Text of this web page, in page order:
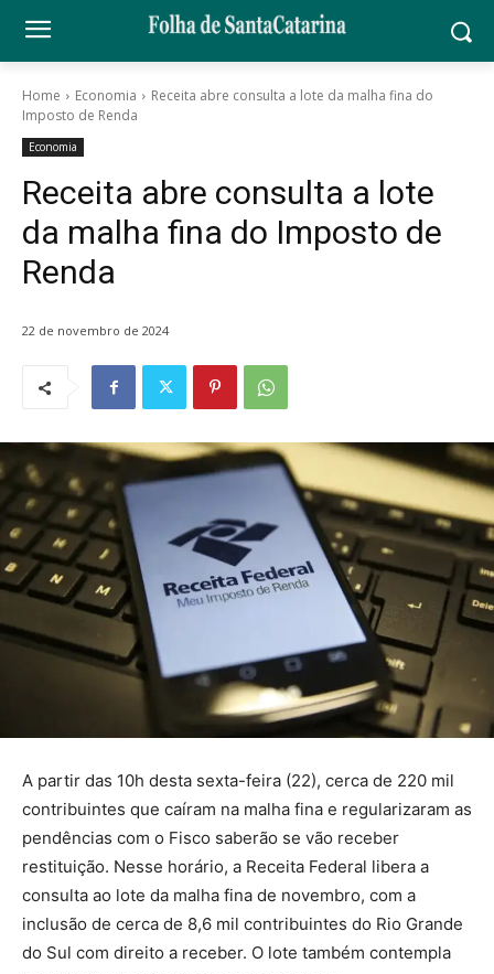
Home Economia
Receita abre consulta a lote da malha fina do
Imposto de Renda
Economia
Receita abre consulta a lote
da malha fina do Imposto de
Renda
22 de novembro de 2024
A partir das 10h desta sexta-feira (22), cerca de 220 mil
contribuintes que caíram na malha fina e regularizaram as
pendências com o Fisco saberão se vão receber
restituição. Nesse horário, a Receita Federal libera a
consulta ao lote da malha fina de novembro, com a
inclusão de cerca de 8,6 mil contribuintes do Rio Grande
do Sul com direito a receber. O lote também contempla